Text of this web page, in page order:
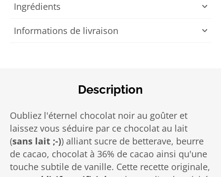
Ingrédients
Informations de livraison
Description
Oubliez l'éternel chocolat noir au goûter et
laissez vous séduire par ce chocolat au lait
(sans lait ;-)) alliant sucre de betterave, beurre
de cacao, chocolat à 36% de cacao ainsi qu'une
touche subtile de vanille. Cette recette originale,